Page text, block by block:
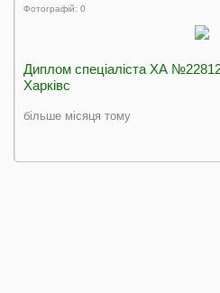
Фотографій: 0
Диплом спеціаліста ХА
Харківс
більше місяця тому